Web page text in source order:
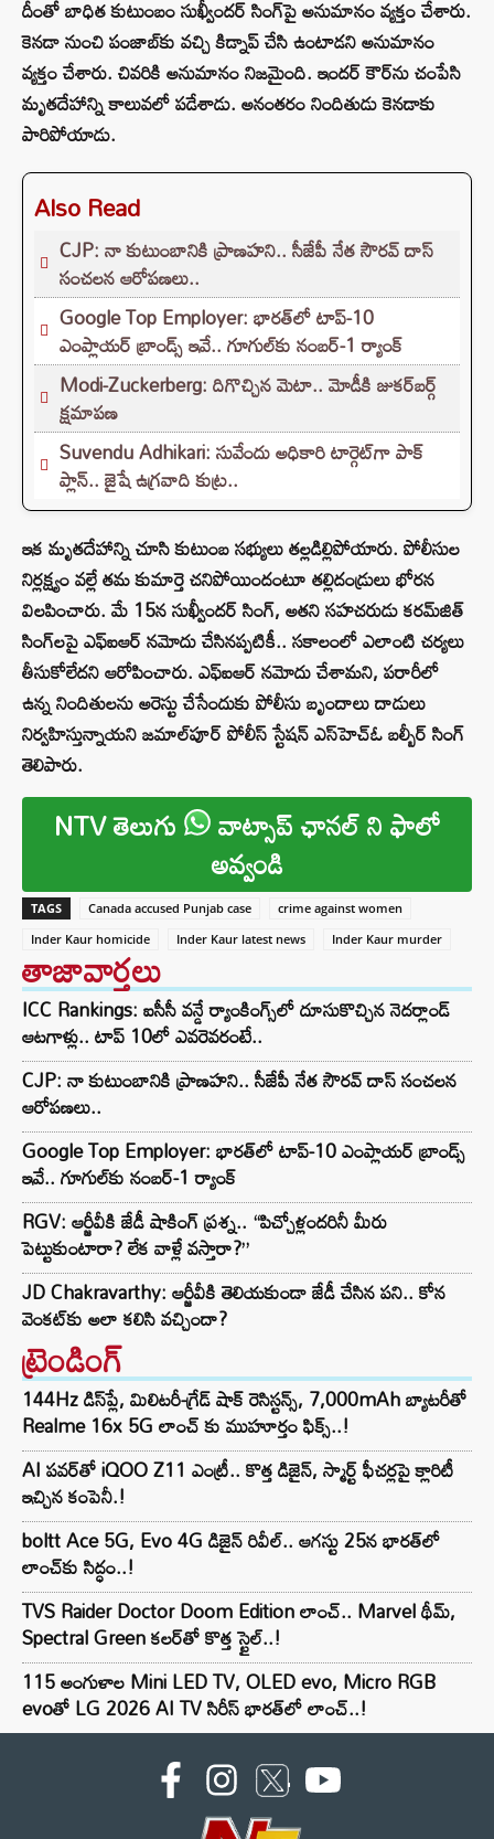
దీంతో బాధిత కుటుంబం సుఖ్వీందర్ సింగ్‌పై అనుమానం వ్యక్తం చేశారు.
కెనడా నుంచి పంజాబ్‌కు వచ్చి కిడ్నాప్ చేసి ఉంటాడని అనుమానం
వ్యక్తం చేశారు. చివరికి అనుమానం నిజమైంది. ఇందర్ కౌర్‌ను చంపేసి
మృతదేహాన్ని కాలువలో పడేశాడు. అనంతరం నిందితుడు కెనడాకు
పారిపోయాడు.
Also Read
CJP: నా కుటుంబానికి ప్రాణహని.. సీజేపీ నేత సౌరవ్ దాస్
సంచలన ఆరోపణలు..
Google Top Employer: భారత్‌లో టాప్-10
ఎంప్లాయర్ బ్రాండ్స్ ఇవే.. గూగుల్‌కు నంబర్-1 ర్యాంక్
Modi-Zuckerberg: దిగొచ్చిన మెటా.. మోడీకి జుకర్‌బర్గ్
క్షమాపణ
Suvendu Adhikari: సువేందు అధికారి టార్గెట్‌గా పాక్
ప్లాన్.. జైషే ఉగ్రవాది కుట్ర..
ఇక మృతదేహాన్ని చూసి కుటుంబ సభ్యులు తల్లడిల్లిపోయారు. పోలీసుల
నిర్లక్ష్యం వల్లే తమ కుమార్తె చనిపోయిందంటూ తల్లిదండ్రులు భోరన
విలపించారు. మే 15న సుఖ్వీందర్ సింగ్, అతని సహచరుడు కరమ్‌జిత్
సింగ్‌లపై ఎఫ్‌ఐఆర్ నమోదు చేసినప్పటికీ.. సకాలంలో ఎలాంటి చర్యలు
తీసుకోలేదని ఆరోపించారు. ఎఫ్‌ఐఆర్ నమోదు చేశామని, పరారీలో
ఉన్న నిందితులను అరెస్టు చేసేందుకు పోలీసు బృందాలు దాడులు
నిర్వహిస్తున్నాయని జమాల్‌పూర్ పోలీస్ స్టేషన్ ఎస్‌హెచ్‌ఓ బల్బీర్ సింగ్
తెలిపారు.
NTV తెలుగు వాట్సాప్ ఛానల్ ని ఫాలో
అవ్వండి
TAGS Canada accused Punjab case
crime against women
Inder Kaur homicide
Inder Kaur latest news Inder Kaur murder
తాజావార్తలు
ICC Rankings: ఐసీసీ వన్డే ర్యాంకింగ్స్‌లో దూసుకొచ్చిన నెదర్లాండ్
ఆటగాళ్లు.. టాప్ 10లో ఎవరెవరంటే..
CJP: నా కుటుంబానికి ప్రాణహని.. సీజేపీ నేత సౌరవ్ దాస్ సంచలన
ఆరోపణలు..
Google Top Employer: భారత్‌లో టాప్-10 ఎంప్లాయర్ బ్రాండ్స్
ఇవే.. గూగుల్‌కు నంబర్-1 ర్యాంక్
RGV: ఆర్జీవీకి జేడీ షాకింగ్ ప్రశ్న.. “పిచ్చోళ్లందరినీ మీరు
పెట్టుకుంటారా? లేక వాళ్లే వస్తారా?”
JD Chakravarthy: ఆర్జీవీకి తెలియకుండా జేడీ చేసిన పని.. కోన
వెంకట్‌కు అలా కలిసి వచ్చిందా?
ట్రెండింగ్‌
144Hz డిస్‌ప్లే, మిలిటరీ-గ్రేడ్ షాక్ రెసిస్టన్స్, 7,000mAh బ్యాటరీతో
Realme 16x 5G లాంచ్ కు ముహూర్తం ఫిక్స్..!
AI పవర్‌తో iQOO Z11 ఎంట్రీ.. కొత్త డిజైన్, స్మార్ట్ ఫీచర్లపై క్లారిటీ
ఇచ్చిన కంపెనీ.!
boltt Ace 5G, Evo 4G డిజైన్ రివీల్.. ఆగస్టు 25న భారత్‌లో
లాంచ్‌కు సిద్ధం..!
TVS Raider Doctor Doom Edition లాంచ్.. Marvel థీమ్,
Spectral Green కలర్‌తో కొత్త స్టైల్..!
115 అంగుళాల Mini LED TV, OLED evo, Micro RGB
evoతో LG 2026 AI TV సిరీస్ భారత్‌లో లాంచ్..!